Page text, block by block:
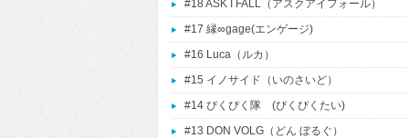
#18 ASK I FALL（アスクアイフォール）
#17 縁∞gage(エンゲージ)
#16 Luca（ルカ）
#15 イノサイド（いのさいど）
#14 ぴくぴく隊 (ぴくぴくたい)
#13 DON VOLG（どん ぼるぐ）